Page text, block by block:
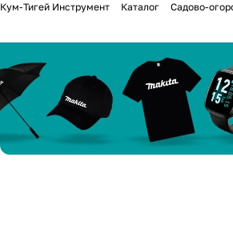
Кум-Тигей Инструмент Каталог Садово-